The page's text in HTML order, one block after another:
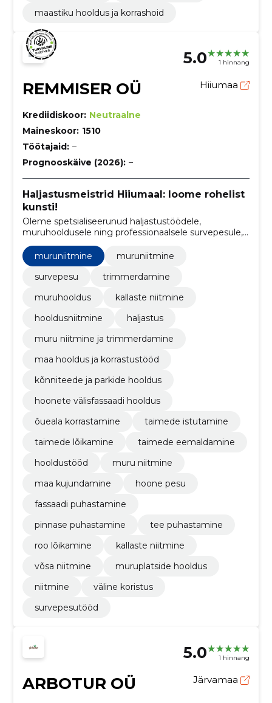
maastiku hooldus ja korrashoid
5.0 1 hinnang
REMMISER OÜ Hiiumaa
Krediidiskoor: Neutraalne
Maineskoor: 1510
Töötajaid: –
Prognooskäive (2026): –
Haljastusmeistrid Hiiumaal: loome rohelist
kunsti!
Oleme spetsialiseerunud haljastustöödele,
muruhooldusele ning professionaalsele survepesule,
pakkudes unikaalseid ja kvaliteetseid lahendusi
roheliste alade ilu ja puhtuse säilitamiseks.
muruniitmine
muruniitmine
survepesu
trimmerdamine
muruhooldus
kallaste niitmine
hooldusniitmine
haljastus
muru niitmine ja trimmerdamine
maa hooldus ja korrastustööd
kõnniteede ja parkide hooldus
hoonete välisfassaadi hooldus
õueala korrastamine
taimede istutamine
taimede lõikamine
taimede eemaldamine
hooldustööd
muru niitmine
maa kujundamine
hoone pesu
fassaadi puhastamine
pinnase puhastamine
tee puhastamine
roo lõikamine
kallaste niitmine
võsa niitmine
muruplatside hooldus
niitmine
väline koristus
survepesutööd
5.0 1 hinnang
ARBOTUR OÜ Järvamaa